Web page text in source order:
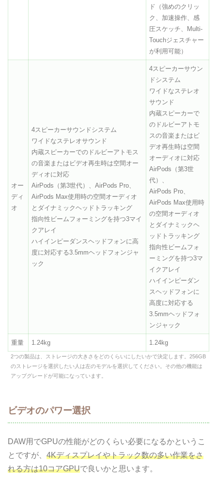
ド（強めのクリッ
ク、加速操作、感
圧スケッチ、Multi-
Touchジェスチャー
が利用可能）
オー
ディ
オ
4スピーカーサウンドシステム
ワイドなステレオサウンド
内蔵スピーカーでのドルビーアトモス
の音楽またはビデオ再生時は空間オー
ディオに対応
AirPods（第3世代）、AirPods Pro、
AirPods Max使用時の空間オーディオ
とダイナミックヘッドトラッキング
指向性ビームフォーミングを持つ3マイ
クアレイ
ハイインピーダンスヘッドフォンに高
度に対応する3.5mmヘッドフォンジャ
ック
4スピーカーサウン
ドシステム
ワイドなステレオ
サウンド
内蔵スピーカーで
のドルビーアトモ
スの音楽またはビ
デオ再生時は空間
オーディオに対応
AirPods（第3世
代）、
AirPods Pro、
AirPods Max使用時
の空間オーディオ
とダイナミックヘ
ッドトラッキング
指向性ビームフォ
ーミングを持つ3マ
イクアレイ
ハイインピーダン
スヘッドフォンに
高度に対応する
3.5mmヘッドフォ
ンジャック
重量 1.24kg 1.24kg
2つの製品は、ストレージの大きさをどのくらいにしたいかで決定します。256GB
のストレージを選択したい人は左のモデルを選択してください。その他の機能は
アップグレードが可能になっています。
ビデオのパワー選択
DAW用でGPUの性能がどのくらい必要になるかというこ
とですが、 4Kディスプレイやトラック数の多い作業をさ
れる方は10コアGPUで良いかと思います。